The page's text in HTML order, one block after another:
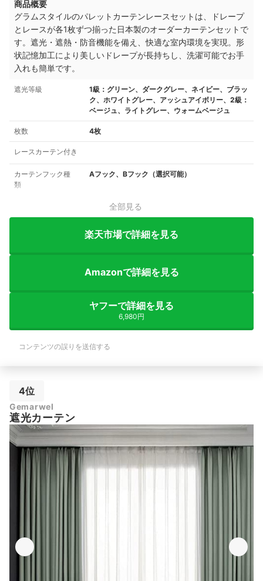
商品概要
グラムスタイルのパレットカーテンレースセットは、ドレープ
とレースが各1枚ずつ揃った日本製のオーダーカーテンセットで
す。遮光・遮熱・防音機能を備え、快適な室内環境を実現。形
状記憶加工により美しいドレープが長持ちし、洗濯可能でお手
入れも簡単です。
遮光等級
1級：グリーン、ダークグレー、ネイビー、ブラッ
ク、ホワイトグレー、アッシュアイボリー、2級：
ベージュ、ライトグレー、ウォームベージュ
枚数 4枚
レースカーテン付き
カーテンフック種
類
Aフック、Bフック（選択可能）
全部見る
楽天市場で詳細を見る
Amazonで詳細を見る
ヤフーで詳細を見る
6,980円
コンテンツの誤りを送信する
4位
Gemarwel
遮光カーテン